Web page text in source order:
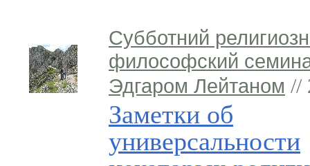
Субботний
философский
Эдгаром Лейтаном //
Заметки об
универсальности